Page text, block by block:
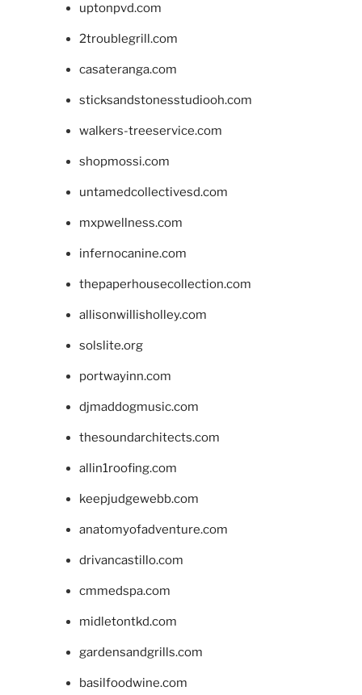
uptonpvd.com
2troublegrill.com
casateranga.com
sticksandstonesstudiooh.com
walkers-treeservice.com
shopmossi.com
untamedcollectivesd.com
mxpwellness.com
infernocanine.com
thepaperhousecollection.com
allisonwillisholley.com
solslite.org
portwayinn.com
djmaddogmusic.com
thesoundarchitects.com
allin1roofing.com
keepjudgewebb.com
anatomyofadventure.com
drivancastillo.com
cmmedspa.com
midletontkd.com
gardensandgrills.com
basilfoodwine.com